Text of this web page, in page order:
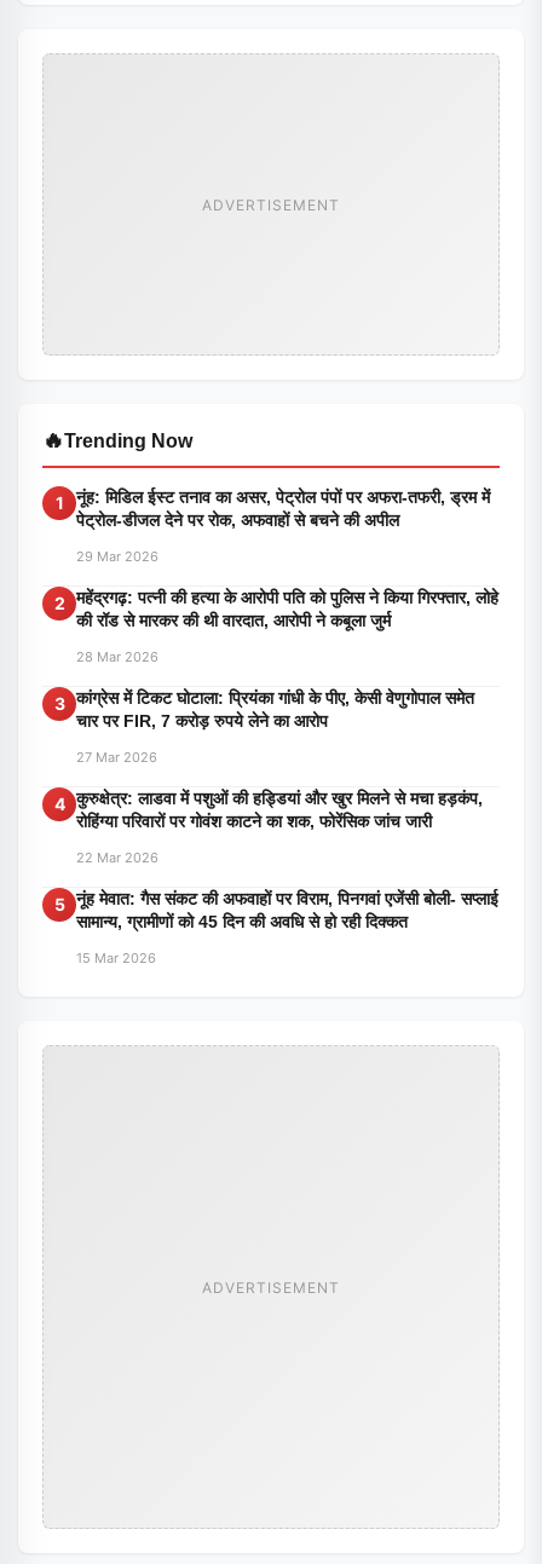
ADVERTISEMENT
🔥Trending Now
1
नूंह: मिडिल ईस्ट तनाव का असर, पेट्रोल पंपों पर अफरा-तफरी, ड्रम में
पेट्रोल-डीजल देने पर रोक, अफवाहों से बचने की अपील
29 Mar 2026
2
महेंद्रगढ़: पत्नी की हत्या के आरोपी पति को पुलिस ने किया गिरफ्तार, लोहे
की रॉड से मारकर की थी वारदात, आरोपी ने कबूला जुर्म
28 Mar 2026
3 कांग्रेस में टिकट घोटाला: प्रियंका गांधी के पीए, केसी वेणुगोपाल समेत
चार पर FIR, 7 करोड़ रुपये लेने का आरोप
27 Mar 2026
4 कुरुक्षेत्र: लाडवा में पशुओं की हड्डियां और खुर मिलने से मचा हड़कंप,
रोहिंग्या परिवारों पर गोवंश काटने का शक, फोरेंसिक जांच जारी
22 Mar 2026
5 नूंह मेवात: गैस संकट की अफवाहों पर विराम, पिनगवां एजेंसी बोली- सप्लाई
सामान्य, ग्रामीणों को 45 दिन की अवधि से हो रही दिक्कत
15 Mar 2026
ADVERTISEMENT